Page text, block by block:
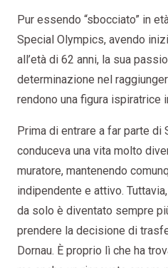
Pur essendo “sbocciato” in
Special Olympics, avendo
all’età di 62 anni, la sua
determinazione nel
rendono una figura ispiratrice
Prima di entrare a far parte di
conduceva una vita molto
muratore, mantenendo
indipendente e attivo.
da solo è diventato sempre
prendere la decisione di
Dornau. È proprio lì che ha